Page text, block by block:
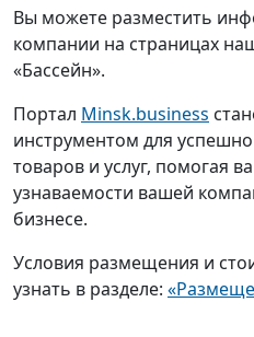
Вы можете разместить
компании на страницах
«Бассейн».
Портал Minsk.business
инструментом для
товаров и услуг, помогая
узнаваемости вашей
бизнесе.
Условия размещения и
узнать в разделе: